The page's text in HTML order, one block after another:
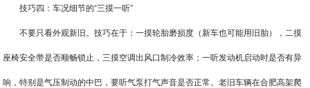
技巧四：车况细节的“三摸一听”
不要只看外观新旧。技巧在于：一摸轮胎磨损度（新车也可能用旧胎），二摸
座椅安全带是否顺畅锁止，三摸空调出风口制冷效率；一听发动机启动时是否有异
响，特别是气压制动的中巴，要听气泵打气声音是否正常。老旧车辆在合肥高架爬